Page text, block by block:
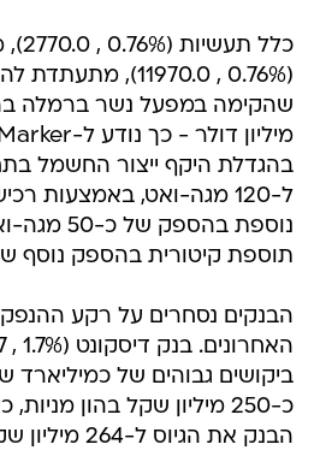
כלל
(0.76% , 11970.0),
ל-120 מגה-ואט, באמצעות
נוספת
תוספת קיטורית בהספק נוסף של כ-20
הבנקים נסחרים על רקע
ביקושים גבוהים של כמיליארד
כ-250 מיליון שקל בהון
הבנק את הגיוס